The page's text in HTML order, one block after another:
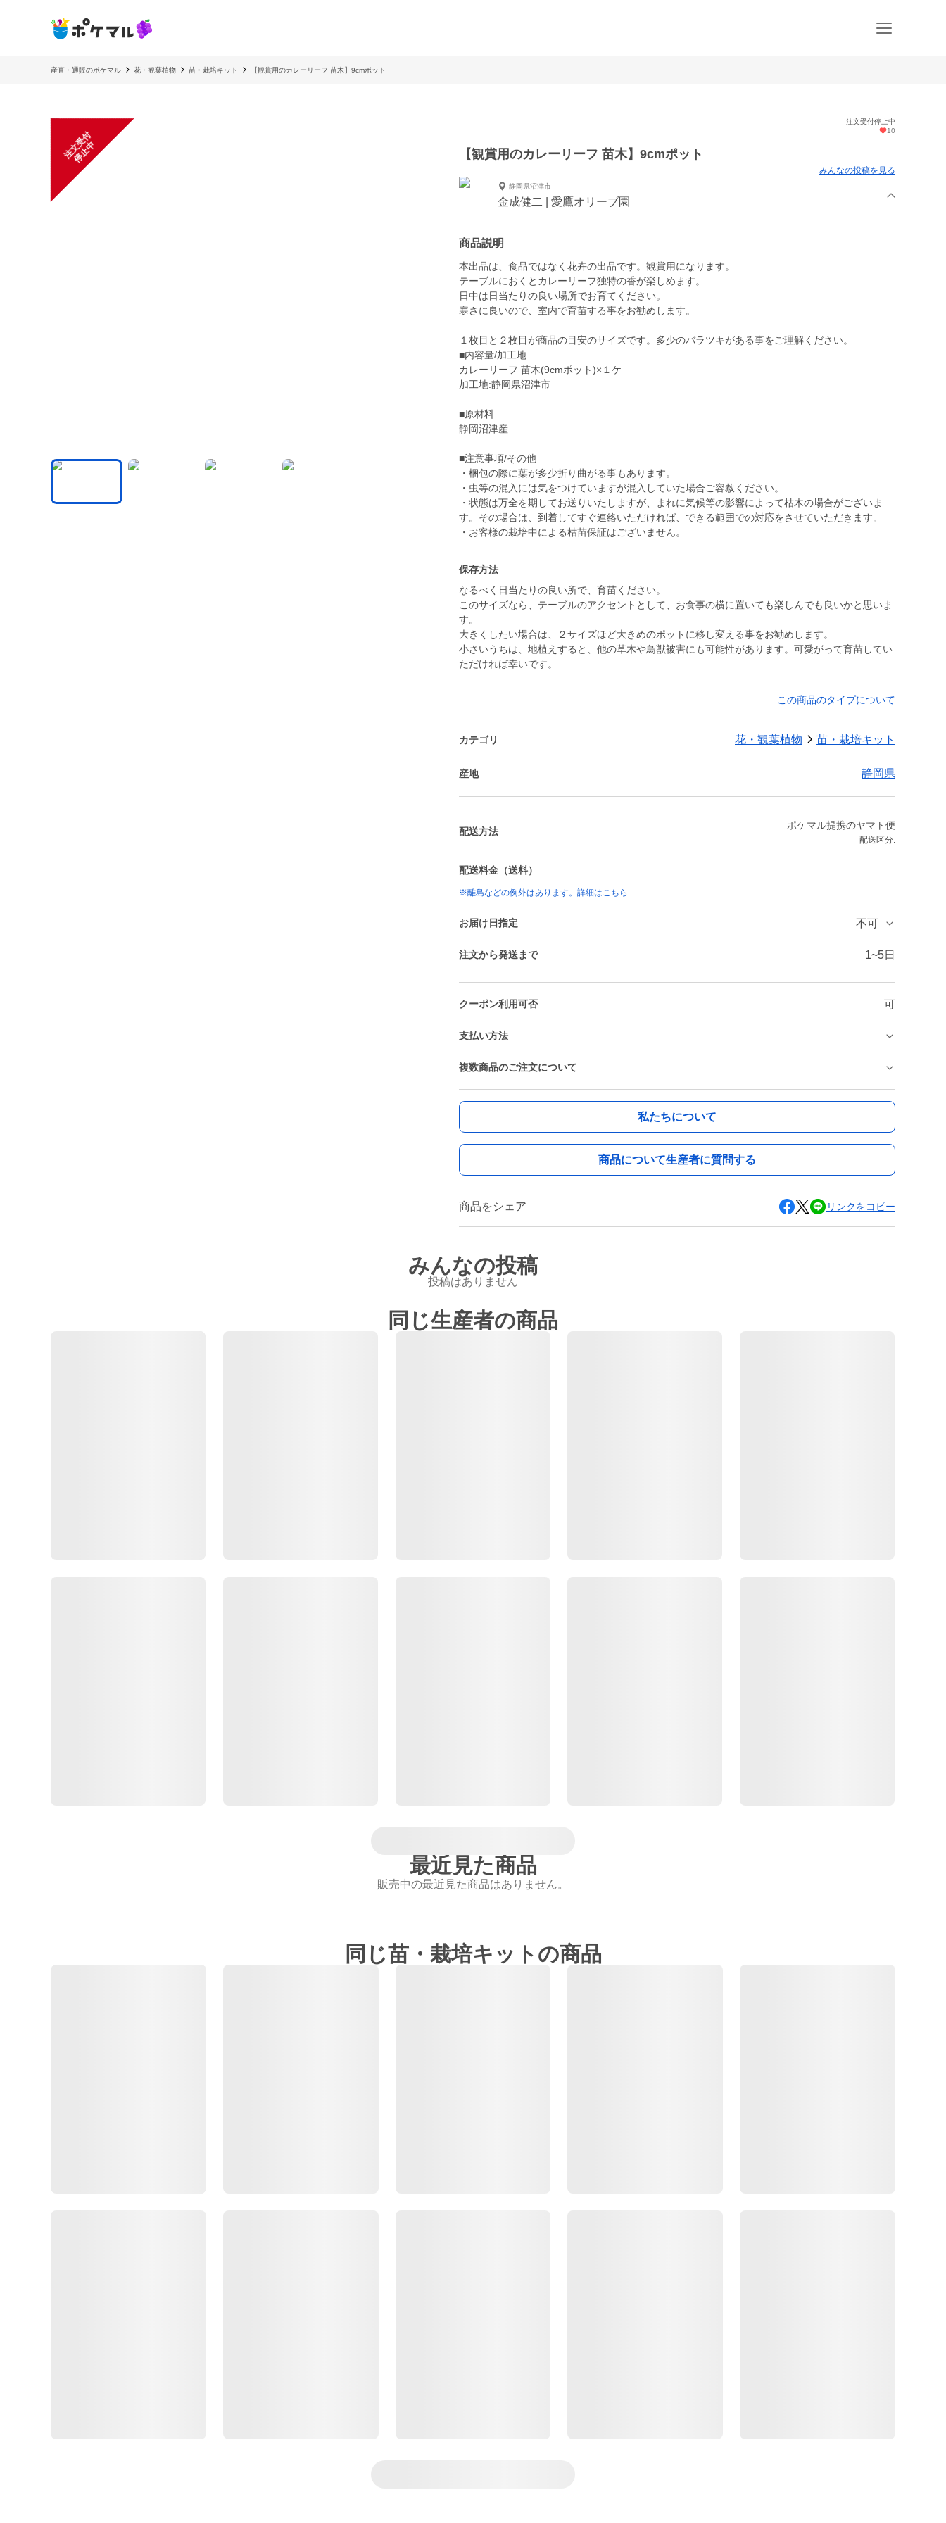
産直・通販のポケマル 花・観葉植物 苗・栽培キット 【観賞用のカレーリーフ 苗木】9cmポット
注
文
受
付
停
止
中
注文受付停止中
10
【観賞用のカレーリーフ 苗木】9cmポット
みんなの投稿を見る
静岡県沼津市
金成健二 | 愛鷹オリーブ園
商品説明
本出品は、食品ではなく花卉の出品です。観賞用になります。
テーブルにおくとカレーリーフ独特の香が楽しめます。
日中は日当たりの良い場所でお育てください。
寒さに良いので、室内で育苗する事をお勧めします。
１枚目と２枚目が商品の目安のサイズです。多少のバラツキがある事をご理解ください。
■内容量/加工地
カレーリーフ 苗木(9cmポット)×１ケ
加工地:静岡県沼津市
■原材料
静岡沼津産
■注意事項/その他
・梱包の際に葉が多少折り曲がる事もあります。
・虫等の混入には気をつけていますが混入していた場合ご容赦ください。
・状態は万全を期してお送りいたしますが、まれに気候等の影響によって枯木の場合がございま
す。その場合は、到着してすぐ連絡いただければ、できる範囲での対応をさせていただきます。
・お客様の栽培中による枯苗保証はございません。
保存方法
なるべく日当たりの良い所で、育苗ください。
このサイズなら、テーブルのアクセントとして、お食事の横に置いても楽しんでも良いかと思いま
す。
大きくしたい場合は、２サイズほど大きめのポットに移し変える事をお勧めします。
小さいうちは、地植えすると、他の草木や鳥獣被害にも可能性があります。可愛がって育苗してい
ただければ幸いです。
この商品のタイプについて
カテゴリ 花・観葉植物 苗・栽培キット
産地 静岡県
配送方法
ポケマル提携のヤマト便
配送区分:
配送料金（送料）
※離島などの例外はあります。詳細はこちら
お届け日指定 不可
注文から発送まで 1~5日
クーポン利用可否 可
支払い方法
複数商品のご注文について
私たちについて
商品について生産者に質問する
商品をシェア リンクをコピー
みんなの投稿
投稿はありません
同じ生産者の商品
最近見た商品
販売中の最近見た商品はありません。
同じ苗・栽培キットの商品